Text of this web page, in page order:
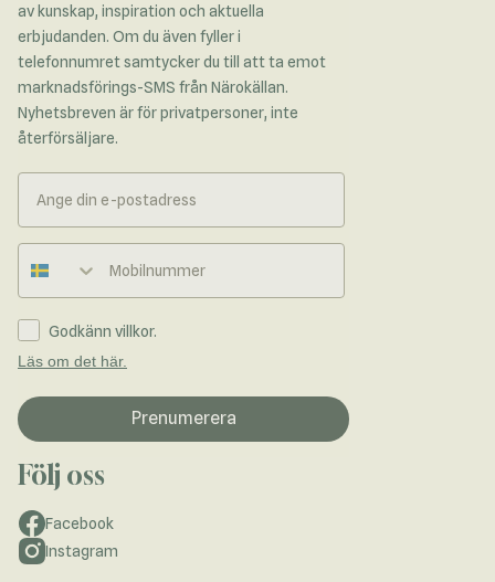
av kunskap, inspiration och aktuella
erbjudanden. Om du även fyller i
telefonnumret samtycker du till att ta emot
marknadsförings-SMS från Närokällan.
Nyhetsbreven är för privatpersoner, inte
återförsäljare.
Telefonnummer
Godkänn villkor.
Läs om det här.
Prenumerera
Följ oss
Facebook
Instagram